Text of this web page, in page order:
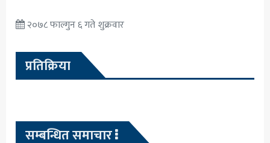
२०७८ फाल्गुन ६ गते शुक्रवार
प्रतिक्रिया
सम्बन्धित समाचार